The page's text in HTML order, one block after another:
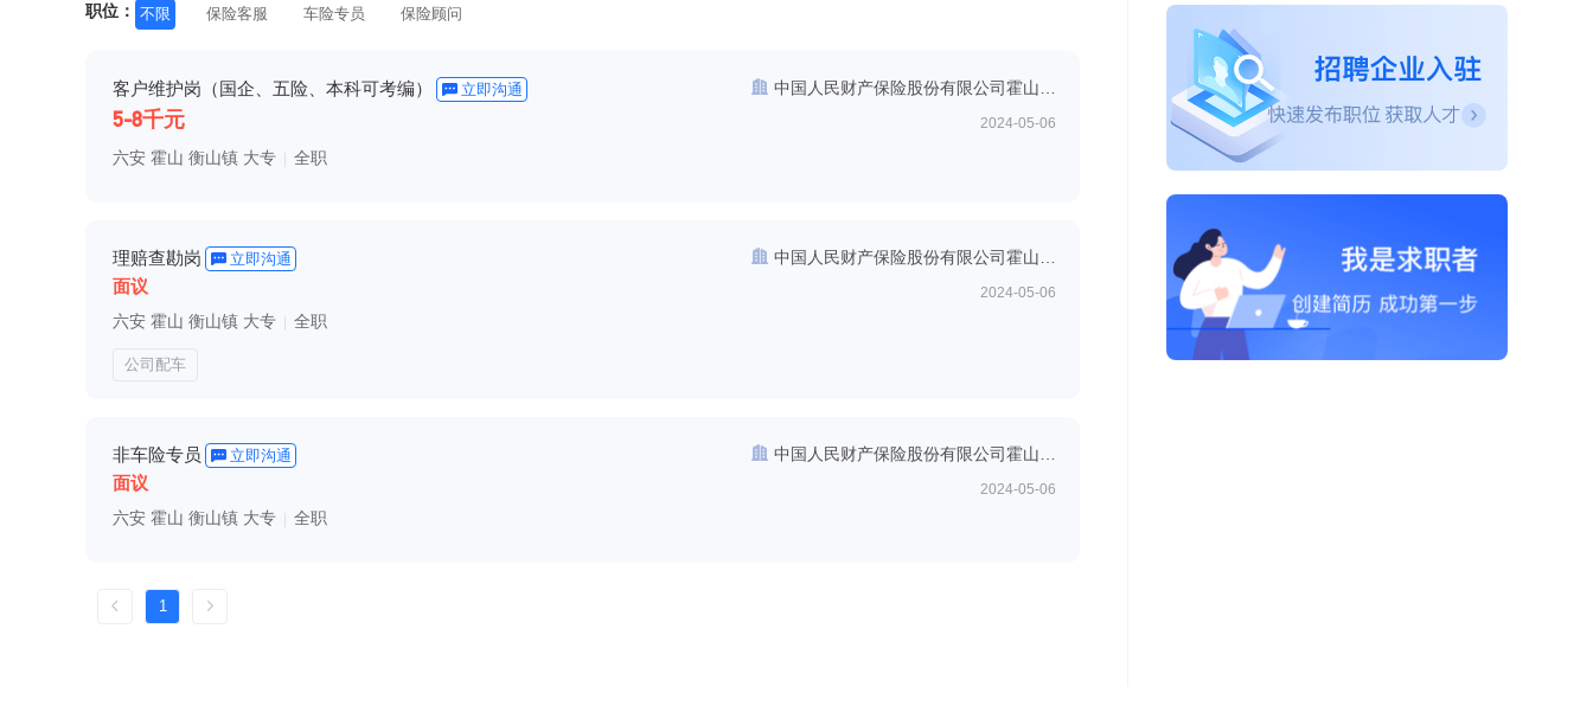
职位： 不限 保险客服 车险专员 保险顾问
客户维护岗（国企、五险、本科可考编） 立即沟通
5-8千元
六安 霍山 衡山镇 大专 | 全职
中国人民财产保险股份有限公司霍山支
公司
2024-05-06
理赔查勘岗
立即沟通
面议
六安 霍山 衡山镇 大专 | 全职
公司配车
中国人民财产保险股份有限公司霍山支
公司
2024-05-06
非车险专员
立即沟通
面议
六安 霍山 衡山镇 大专 | 全职
中国人民财产保险股份有限公司霍山支
公司
2024-05-06
1